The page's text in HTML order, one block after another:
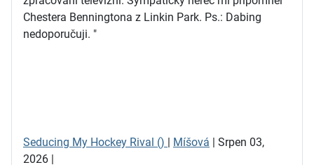
Chestera Benningtona z Linkin Park. Ps.: Dabing
nedoporučuji. "
Seducing My Hockey Rival () | Míšová | Srpen 03,
2026 |